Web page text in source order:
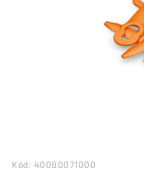
Kód: 40080071000